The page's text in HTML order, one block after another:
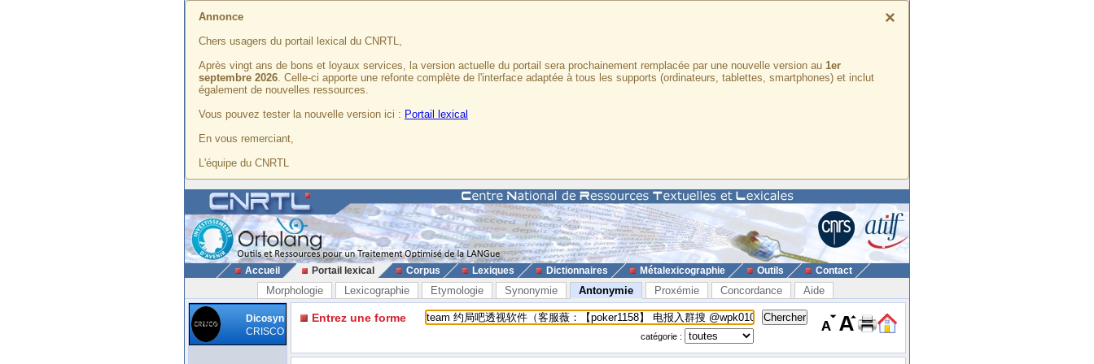
×
Annonce
Chers usagers du portail lexical du CNRTL,
Après vingt ans de bons et loyaux services, la version actuelle du portail sera prochainement remplacée par une nouvelle version au 1er
septembre 2026. Celle-ci apporte une refonte complète de l'interface adaptée à tous les supports (ordinateurs, tablettes, smartphones) et inclut
également de nouvelles ressources.
Vous pouvez tester la nouvelle version ici : Portail lexical
En vous remerciant,
L'équipe du CNRTL
Accueil Portail lexical Corpus Lexiques Dictionnaires Métalexicographie Outils Contact
Morphologie Lexicographie Etymologie Synonymie Antonymie Proxémie Concordance Aide
Dicosyn
CRISCO
Entrez une forme
catégorie :